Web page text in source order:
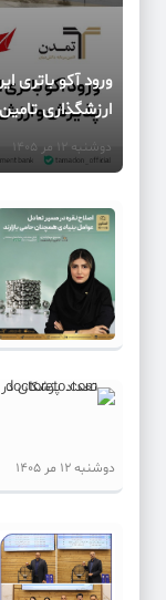
ورود آکو باتری
ارزشگذاری
دوشنبه 12 مر 1405
دوشنبه 12 مر 1405